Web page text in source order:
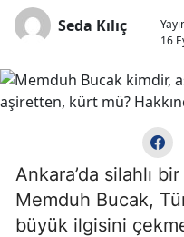
Seda Kılıç
16
Ankara’da silahlı
Memduh Bucak,
büyük ilgisini